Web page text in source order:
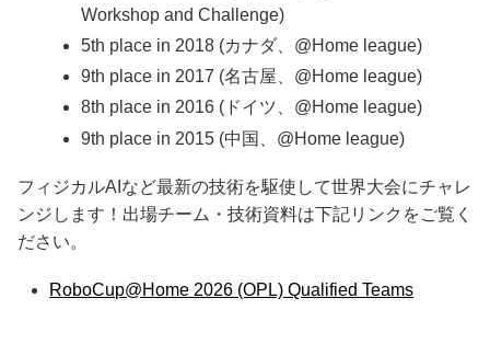
Workshop and Challenge)
5th place in 2018 (カナダ、@Home league)
9th place in 2017 (名古屋、@Home league)
8th place in 2016 (ドイツ、@Home league)
9th place in 2015 (中国、@Home league)
フィジカルAIなど最新の技術を駆使して世界大会にチャレ
ンジします！出場チーム・技術資料は下記リンクをご覧く
ださい。
RoboCup@Home 2026 (OPL) Qualified Teams